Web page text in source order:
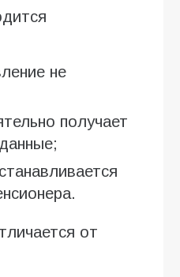
не
получает
от